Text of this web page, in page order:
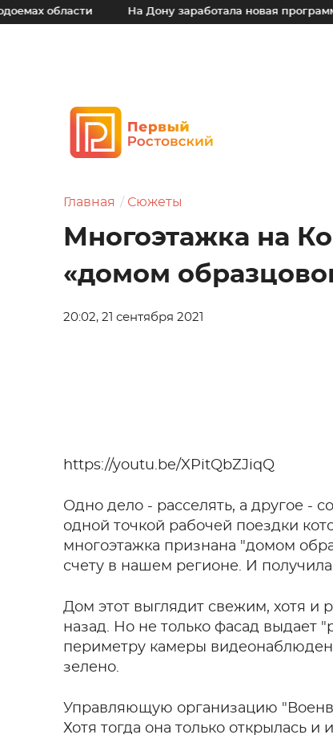
На Дону заработала новая программа
Главная Сюжеты
Многоэтажка на
«домом
20:02, 21 сентября 2021
https://youtu.be/XPitQbZJiqQ
Одно дело - расселять, а другое -
одной точкой рабочей поездки
многоэтажка признана "домом
счету в нашем регионе. И
Дом этот выглядит свежим, хотя и
назад. Но не только фасад выдает
периметру камеры
зелено.
Управляющую организацию
Хотя тогда она только открылась